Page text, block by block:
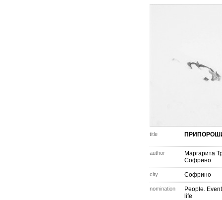
title
author
Маргарита
Софрино
city Софрино
nomination
People.
life